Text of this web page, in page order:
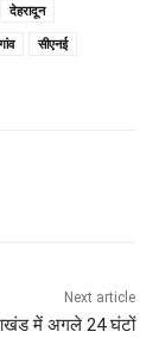
देहरादून
सीएनई
Next article
में अगले 24 घंटों